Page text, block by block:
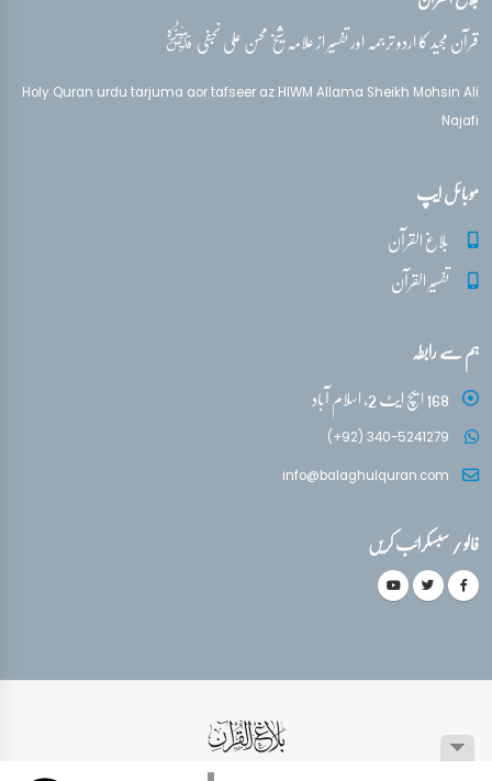
قرآن مجید کا اردو ترجمہ اور تفسیر از علامہ شیخ محسن علی نجفیقدس‌سره
Holy Quran urdu tarjuma aor tafseer az HIWM Allama Sheikh Mohsin Ali
Najafi
موبائل ایپ
بلاغ القرآن
تفسیر القرآن
ہم سے رابطہ
168 ایچ ایٹ 2، اسلام آباد
(+92) 340-5241279
info@balaghulquran.com
فالو / سبسکرائب کریں